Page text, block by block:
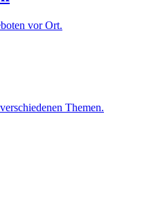
vor Ort.
Themen.